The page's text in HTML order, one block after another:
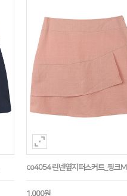
co4054 린넨옆지퍼스커트_핑크M
1,000원